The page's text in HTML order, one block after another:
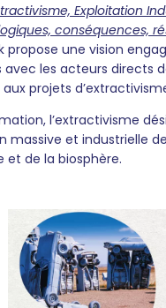
Exploitation
conséquences,
propose une vision
avec les acteurs directs
projets
l’extractivisme
massive et industrielle
et de la biosphère.